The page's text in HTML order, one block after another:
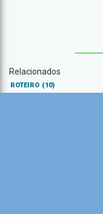
Relacionados
ROTEIRO (10)